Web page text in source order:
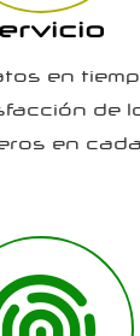
en
de
en